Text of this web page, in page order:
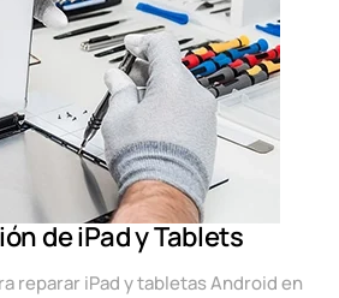
de iPad y Tablets
reparar iPad y tabletas Android en